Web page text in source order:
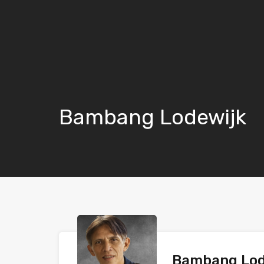
Bambang Lodewijk
Bambang